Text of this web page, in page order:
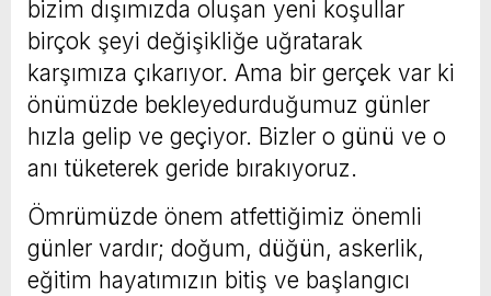
bizim dışımızda oluşan yeni koşullar
birçok şeyi değişikliğe uğratarak
karşımıza çıkarıyor. Ama bir gerçek var ki
önümüzde bekleyedurduğumuz günler
hızla gelip ve geçiyor. Bizler o günü ve o
anı tüketerek geride bırakıyoruz.
Ömrümüzde önem atfettiğimiz önemli
günler vardır; doğum, düğün, askerlik,
eğitim hayatımızın bitiş ve başlangıcı